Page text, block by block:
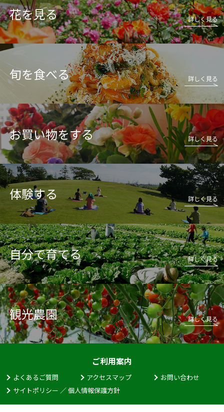
花を見る 詳しく見る
旬を食べる 詳しく見る
お買い物をする 詳しく見る
体験する 詳しく見る
自分で育てる 詳しく見る
観光農園 詳しく見る
ご利用案内
よくあるご質問 アクセスマップ
お問い合わせ
サイトポリシー ／ 個人情報保護方針